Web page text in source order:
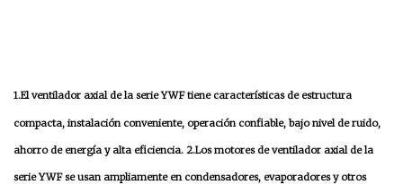
1.El ventilador axial de la serie YWF tiene características de estructura
compacta, instalación conveniente, operación confiable, bajo nivel de ruido,
ahorro de energía y alta eficiencia. 2.Los motores de ventilador axial de la
serie YWF se usan ampliamente en condensadores, evaporadores y otros